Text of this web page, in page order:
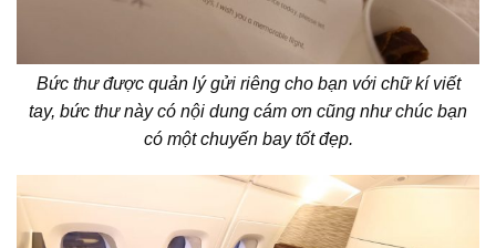
Bức thư được quản lý gửi riêng cho bạn với chữ kí viết
tay, bức thư này có nội dung cám ơn cũng như chúc bạn
có một chuyến bay tốt đẹp.